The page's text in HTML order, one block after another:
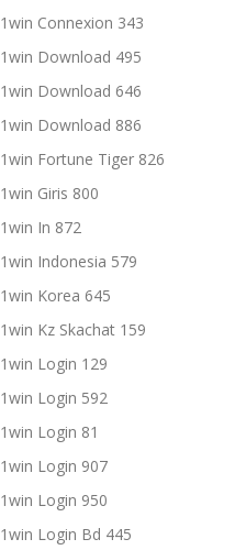
1win Connexion 343
1win Download 495
1win Download 646
1win Download 886
1win Fortune Tiger 826
1win Giris 800
1win In 872
1win Indonesia 579
1win Korea 645
1win Kz Skachat 159
1win Login 129
1win Login 592
1win Login 81
1win Login 907
1win Login 950
1win Login Bd 445